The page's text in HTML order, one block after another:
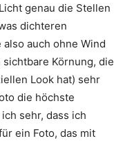
genau die Stellen
dichteren
auch ohne Wind
Körnung, die
Look hat) sehr
die höchste
sehr, dass ich
ein Foto, das mit